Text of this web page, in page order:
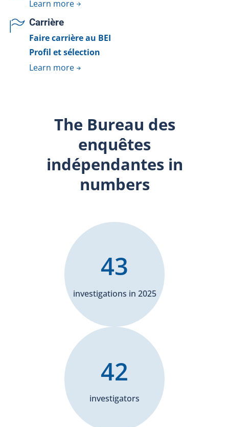
Learn more
Carrière
Faire carrière au BEI
Profil et sélection
Learn more
The Bureau des
enquêtes
indépendantes in
numbers
investigations in 2025
43
investigators
42